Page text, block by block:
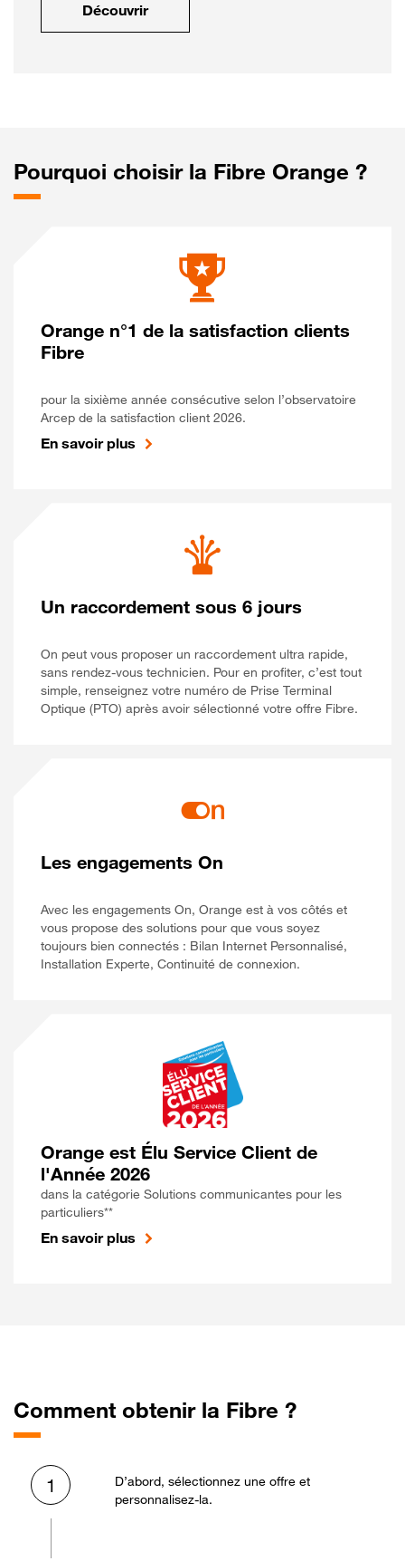
Découvrir
Pourquoi choisir la Fibre Orange ?
Orange n°1 de la satisfaction clients
Fibre
pour la sixième année consécutive selon l’observatoire
Arcep de la satisfaction client 2026.
En savoir plus
Un raccordement sous 6 jours
On peut vous proposer un raccordement ultra rapide,
sans rendez-vous technicien. Pour en profiter, c’est tout
simple, renseignez votre numéro de Prise Terminal
Optique (PTO) après avoir sélectionné votre offre Fibre.
Les engagements On
Avec les engagements On, Orange est à vos côtés et
vous propose des solutions pour que vous soyez
toujours bien connectés : Bilan Internet Personnalisé,
Installation Experte, Continuité de connexion.
Orange est Élu Service Client de
l'Année 2026
dans la catégorie Solutions communicantes pour les
particuliers**
En savoir plus
Comment obtenir la Fibre ?
1
D’abord, sélectionnez une offre et
personnalisez-la.